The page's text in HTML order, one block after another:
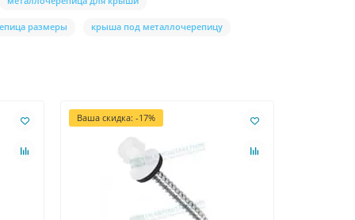
размеры крыша под металлочерепицу
Ваша скидка: -17%